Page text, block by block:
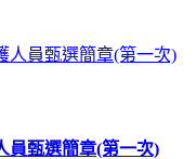
員甄選簡章(第一次)